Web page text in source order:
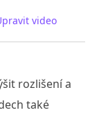
video
rozlišení a
také